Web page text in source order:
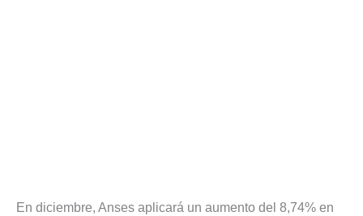
En diciembre, Anses aplicará un aumento del 8,74% en